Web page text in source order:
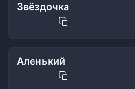
Звёздочка
Аленький